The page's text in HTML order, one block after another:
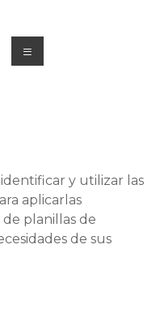
Menú
y utilizar las
aplicarlas
planillas de
de sus